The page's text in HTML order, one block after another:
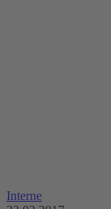
Interne